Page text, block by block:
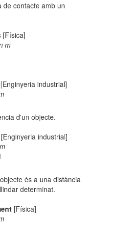
de contacte amb un
[Física]
m
[Enginyeria industrial]
d'un objecte.
[Enginyeria industrial]
m
és a una distància
determinat.
[Física]